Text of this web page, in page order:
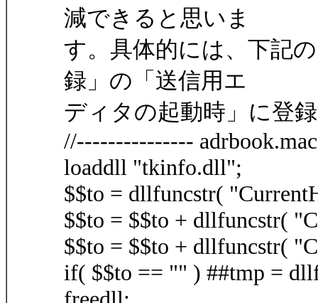
減できると思いま
す。具体的には、下記
録」の「送信用エ
ディタの起動時」に登
//---------------
loaddll "tkinfo.dll";
$$to = dllfuncstr(
$$to = $$to + dllfuncstr(
$$to = $$to + dllfuncstr(
if( $$to == "" ) ##tmp =